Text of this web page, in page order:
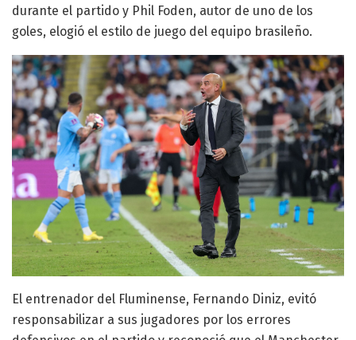
durante el partido y Phil Foden, autor de uno de los
goles, elogió el estilo de juego del equipo brasileño.
El entrenador del Fluminense, Fernando Diniz, evitó
responsabilizar a sus jugadores por los errores